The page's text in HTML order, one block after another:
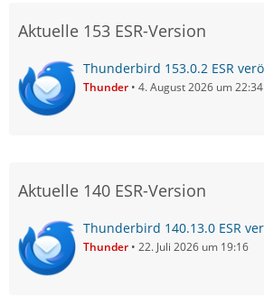
Aktuelle 153 ESR-Version
Thunderbird 153.0.2 ESR
Thunder 4. August 2026 um 22:34
Aktuelle 140 ESR-Version
Thunderbird 140.13.0 ESR
Thunder 22. Juli 2026 um 19:16